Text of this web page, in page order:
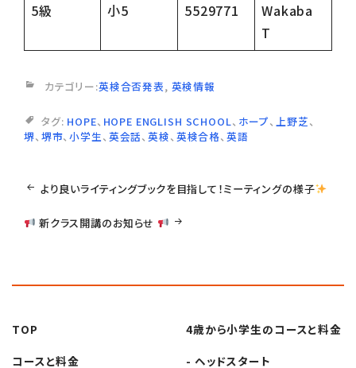
5級
小5 5529771
Wakaba
T
カテゴリー:英検合否発表, 英検情報
タグ: HOPE、 HOPE ENGLISH SCHOOL、 ホープ、 上野芝、
堺、 堺市、小学生、 英会話、英検、 英検合格、 英語
投
稿
ナ
ビ
より良いライティングブックを目指して！ミーティングの様子
新クラス開講のお知らせ
TOP
コースと料金
4歳から小学生の コースと料金
- ヘッドスタート